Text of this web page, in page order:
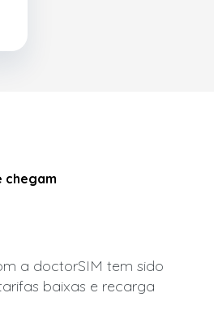
chegam
a doctorSIM tem sido
baixas e recarga